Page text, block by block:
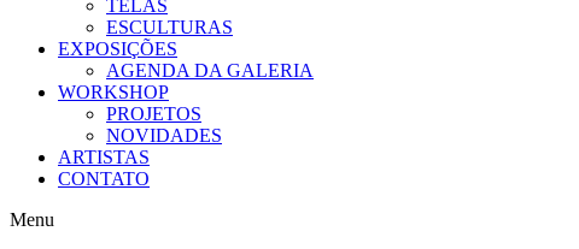
TELAS
ESCULTURAS
EXPOSIÇÕES
AGENDA DA GALERIA
WORKSHOP
PROJETOS
NOVIDADES
ARTISTAS
CONTATO
Menu